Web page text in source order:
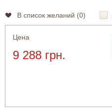
В список желаний (0)
Цена
9 288 грн.